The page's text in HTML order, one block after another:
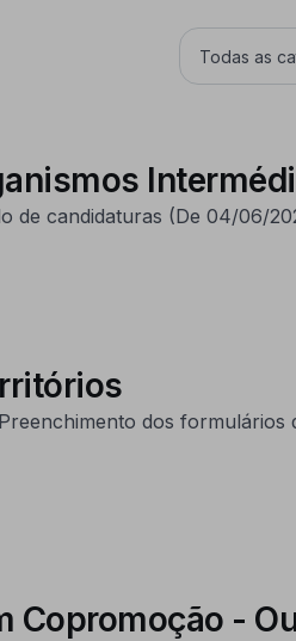
de candidaturas (De 04/06/
dos formulários
Copromoção -